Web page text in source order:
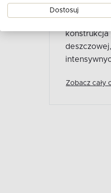
trwałość i
konstrukcja
Zobacz cały
Dostosuj